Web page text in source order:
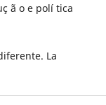
ã o e polí tica
La